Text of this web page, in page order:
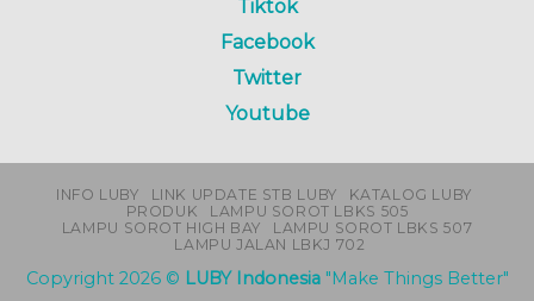
Tiktok
Facebook
Twitter
Youtube
INFO LUBY LINK UPDATE STB LUBY
KATALOG LUBY
PRODUK
LAMPU SOROT LBKS 505
LAMPU SOROT HIGH BAY
LAMPU SOROT LBKS 507
LAMPU JALAN LBKJ 702
Copyright 2026 © LUBY Indonesia"Make Things Better"